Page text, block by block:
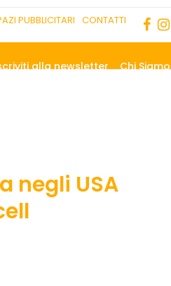
PUBBLICITARI CONTATTI
alla newsletter Chi Siamo
negli USA